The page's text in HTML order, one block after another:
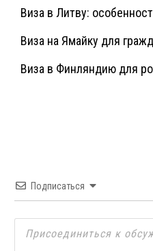
Виза в Литву:
Виза на Ямайку для
Виза в Финляндию для
Подписаться